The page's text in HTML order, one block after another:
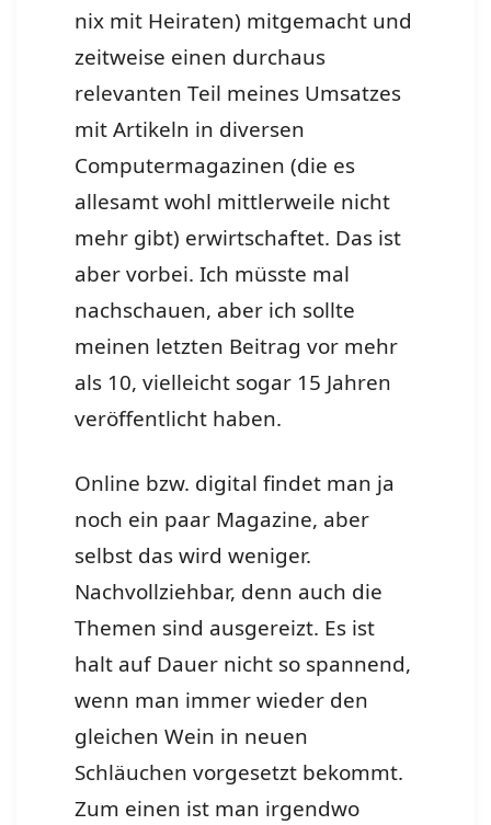
nix mit Heiraten) mitgemacht und
zeitweise einen durchaus
relevanten Teil meines Umsatzes
mit Artikeln in diversen
Computermagazinen (die es
allesamt wohl mittlerweile nicht
mehr gibt) erwirtschaftet. Das ist
aber vorbei. Ich müsste mal
nachschauen, aber ich sollte
meinen letzten Beitrag vor mehr
als 10, vielleicht sogar 15 Jahren
veröffentlicht haben.
Online bzw. digital findet man ja
noch ein paar Magazine, aber
selbst das wird weniger.
Nachvollziehbar, denn auch die
Themen sind ausgereizt. Es ist
halt auf Dauer nicht so spannend,
wenn man immer wieder den
gleichen Wein in neuen
Schläuchen vorgesetzt bekommt.
Zum einen ist man irgendwo